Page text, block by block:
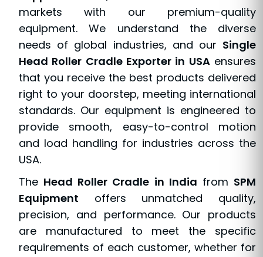
markets with our premium-quality
equipment. We understand the diverse
needs of global industries, and our Single
Head Roller Cradle Exporter in USAensures
that you receive the best products delivered
right to your doorstep, meeting international
standards. Our equipment is engineered to
provide smooth, easy-to-control motion
and load handling for industries across the
USA.
The Head Roller Cradle in India from SPM
Equipment offers unmatched quality,
precision, and performance. Our products
are manufactured to meet the specific
requirements of each customer, whether for